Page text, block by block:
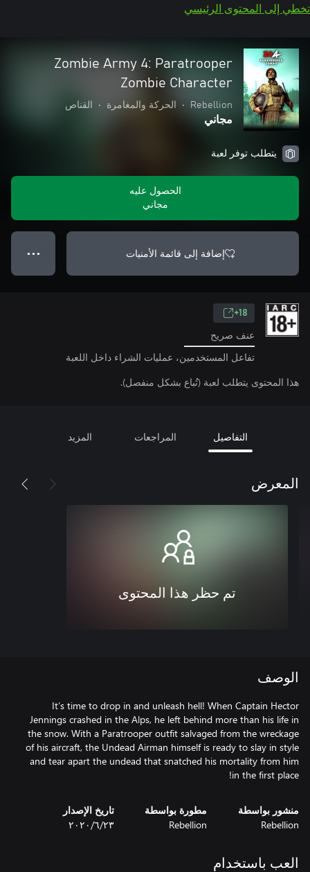
تخطي إلى المحتوى الرئيسي
Zombie Army 4: Paratrooper
Zombie Character
Rebellion
• الحركة والمغامرة • القناص
مجاني
يتطلب توفر لعبة
الحصول عليه
مجاني
إضافة إلى قائمة الأمنيات ● ● ●
18+
عنف صريح
تفاعل المستخدمين، عمليات الشراء داخل اللعبة
هذا المحتوى يتطلب لعبة (تُباع بشكل منفصل).
التفاصيل المراجعات المزيد
المعرض
تم حظر هذا المحتوى
الوصف
It’s time to drop in and unleash hell! When Captain Hector
Jennings crashed in the Alps, he left behind more than his life in
the snow. With a Paratrooper outfit salvaged from the wreckage
of his aircraft, the Undead Airman himself is ready to slay in style
and tear apart the undead that snatched his mortality from him
in the first place!
منشور بواسطة
Rebellion
مطورة بواسطة
Rebellion
تاريخ الإصدار
٢٣‏/٦‏/٢٠٢٠
العب باستخدام